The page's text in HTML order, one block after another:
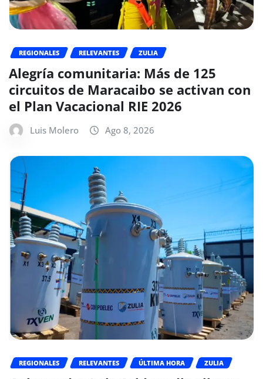
REGIONALES RELEVANTES ZULIA
Alegría comunitaria: Más de 125
circuitos de Maracaibo se activan con
el Plan Vacacional RIE 2026
Luis Molero Ago 8, 2026
REGIONALES RELEVANTES ÚLTIMA HORA ZULIA